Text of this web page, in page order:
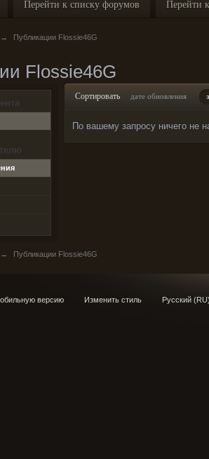
Перейти к списку форумов Перейти
→ Публикации Flossie46G
Flossie46G
Сортировать дате обновления
По вашему запросу ничего не
→ Публикации Flossie46G
версию Изменить стиль Русский